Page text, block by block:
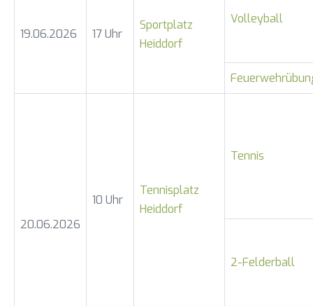
19.06.2026 17 Uhr
Sportplatz
Heiddorf
Volleyball
20.06.2026
10 Uhr
Tennisplatz
Heiddorf
Tennis
2-Felderball